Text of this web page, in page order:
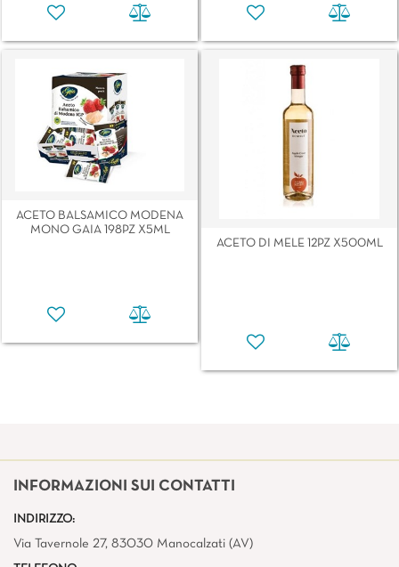
ACETO BALSAMICO MODENA
MONO GAIA 198PZ X5ML
ACETO DI MELE 12PZ X500ML
INFORMAZIONI SUI CONTATTI
INDIRIZZO:
Via Tavernole 27, 83030 Manocalzati (AV)